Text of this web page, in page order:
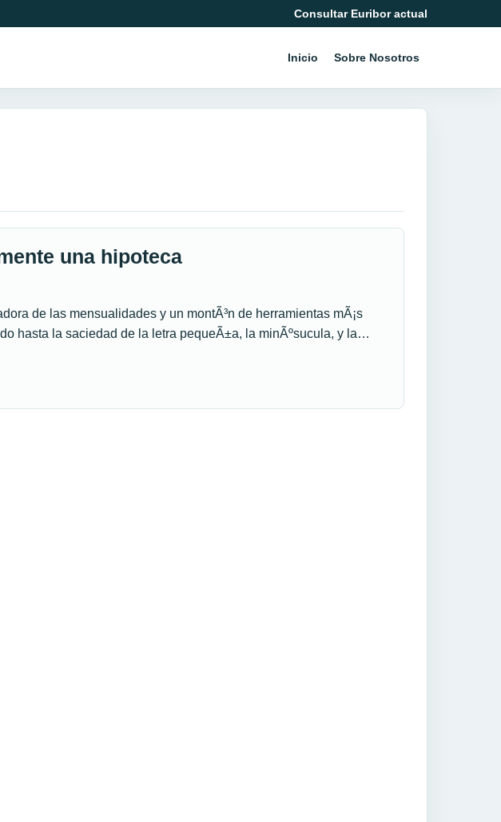
Consultar Euribor actual
Inicio Sobre Nosotros
una hipoteca
de las mensualidades y un montÃ³n de herramientas mÃ¡s
hasta la saciedad de la letra pequeÃ±a, la minÃºsucula, y la…